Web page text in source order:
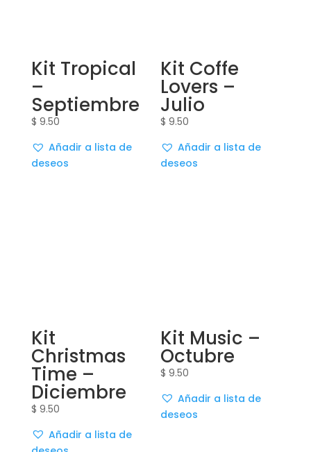
Kit Tropical
–
Septiembre
$ 9.50
Añadir a lista de
deseos
Kit Coffe
Lovers –
Julio
$ 9.50
Añadir a lista de
deseos
Kit
Christmas
Time –
Diciembre
$ 9.50
Añadir a lista de
Kit Music –
Octubre
$ 9.50
Añadir a lista de
deseos